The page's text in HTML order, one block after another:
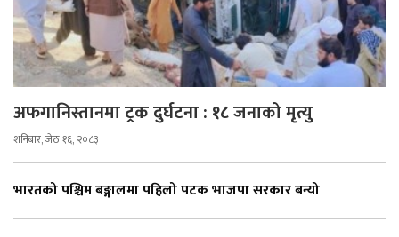
अफगानिस्तानमा ट्रक दुर्घटना : १८ जनाको मृत्यु
शनिबार, जेठ १६, २०८३
भारतको पश्चिम बङ्गालमा पहिलो पटक भाजपा सरकार बन्यो